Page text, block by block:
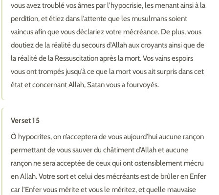
vous avez troublé vos âmes par l’hypocrisie, les menant ainsi à la
perdition, et étiez dans l’attente que les musulmans soient
vaincus afin que vous déclariez votre mécréance. De plus, vous
doutiez de la réalité du secours d’Allah aux croyants ainsi que de
la réalité de la Ressuscitation après la mort. Vos vains espoirs
vous ont trompés jusqu’à ce que la mort vous ait surpris dans cet
état et concernant Allah, Satan vous a fourvoyés.
Verset 15
Ô hypocrites, on n’acceptera de vous aujourd’hui aucune rançon
permettant de vous sauver du châtiment d’Allah et aucune
rançon ne sera acceptée de ceux qui ont ostensiblement mécru
en Allah. Votre sort et celui des mécréants est de brûler en Enfer
car l’Enfer vous mérite et vous le méritez, et quelle mauvaise